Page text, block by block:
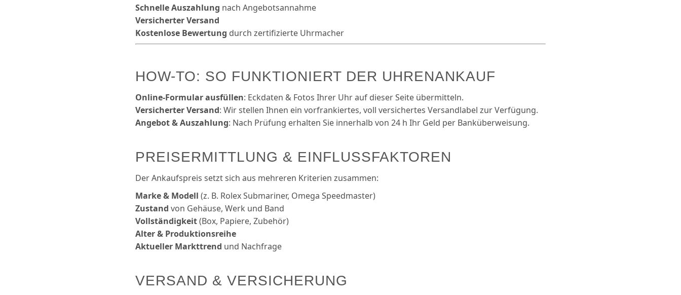
Schnelle Auszahlung nach Angebots­annahme
Versicherter Versand
Kostenlose Bewertung durch zertifizierte Uhrmacher
HOW-TO: SO FUNKTIONIERT DER UHRENANKAUF
Online-Formular ausfüllen: Eckdaten & Fotos Ihrer Uhr auf dieser Seite übermitteln.
Versicherter Versand: Wir stellen Ihnen ein vorfrankiertes, voll versichertes Versand­label zur Verfügung.
Angebot & Auszahlung: Nach Prüfung erhalten Sie innerhalb von 24 h Ihr Geld per Bank­überweisung.
PREISERMITTLUNG & EINFLUSSFAKTOREN
Der Ankaufs­preis setzt sich aus mehreren Kriterien zusammen:
Marke & Modell (z. B. Rolex Submariner, Omega Speedmaster)
Zustand von Gehäuse, Werk und Band
Vollständigkeit(Box, Papiere, Zubehör)
Alter & Produktions­reihe
Aktueller Markt­trend und Nachfrage
VERSAND & VERSICHERUNG